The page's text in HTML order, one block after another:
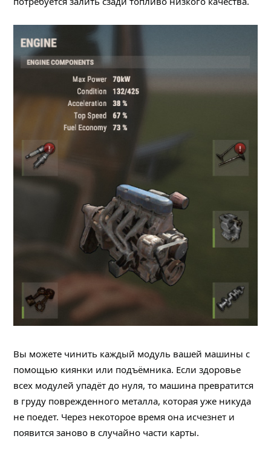
Вы можете чинить каждый модуль вашей машины с
помощью киянки или подъёмника. Если здоровье
всех модулей упадёт до нуля, то машина превратится
в груду поврежденного металла, которая уже никуда
не поедет. Через некоторое время она исчезнет и
появится заново в случайно части карты.